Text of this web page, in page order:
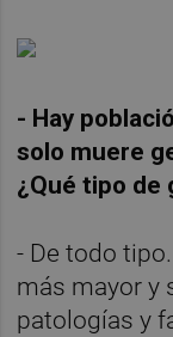
- Hay
solo muere
¿Qué tipo de
- De todo
más mayor y
patologías y